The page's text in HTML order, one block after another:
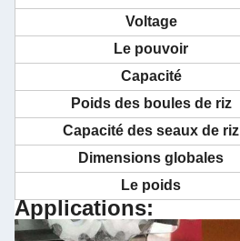
Voltage
Le pouvoir
Capacité
Poids des boules de riz
Capacité des seaux de riz
Dimensions globales
Le poids
Applications: